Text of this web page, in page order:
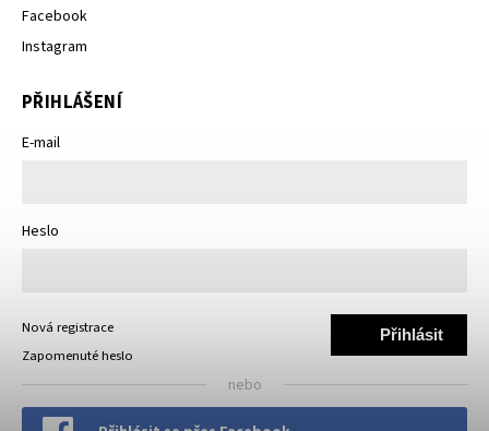
Facebook
Instagram
PŘIHLÁŠENÍ
E-mail
Heslo
Přihlásit
Nová registrace
Zapomenuté heslo
nebo